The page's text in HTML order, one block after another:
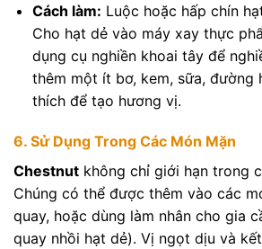
Cách làm: Luộc hoặc hấp chín
Cho hạt dẻ vào máy xay thực
dụng cụ nghiền khoai tây để
thêm một ít bơ, kem, sữa, đường
thích để tạo hương vị.
6. Sử Dụng Trong Các Món Mặn
Chestnut không chỉ giới hạn trong
Chúng có thể được thêm vào các
quay, hoặc dùng làm nhân cho gia
quay nhồi hạt dẻ). Vị ngọt dịu và